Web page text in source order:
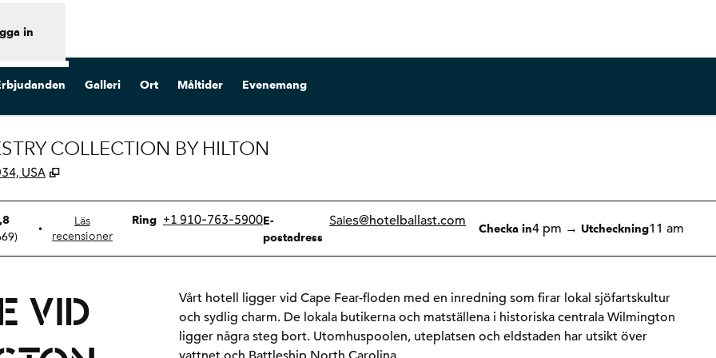
in
Galleri Ort Måltider Evenemang
COLLECTION BY HILTON
USA ,
)
•
Läs
recensioner
Ring
Ring +1 910-763-5900E-
postadress
Email Sales@hotelballast.com Checka in4 pm → Utcheckning11 am
VID
Vårt hotell ligger vid Cape Fear-floden med en inredning som firar lokal sjöfartskultur
och sydlig charm. De lokala butikerna och matställena i historiska centrala Wilmington
ligger några steg bort. Utomhuspoolen, uteplatsen och eldstaden har utsikt över